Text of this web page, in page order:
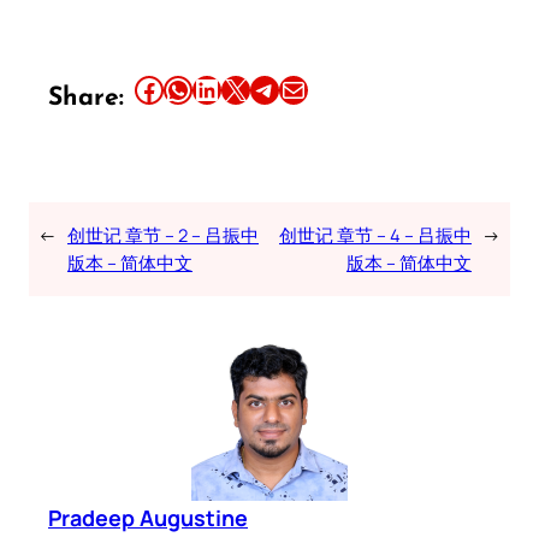
Share: Share this article on Facebook Share this article on WhatsApp Share this article on LinkedIn Share this article on X Share this article on TelegramEmail this Article
← 创世记 章节 – 2 – 吕振中
版本 – 简体中文
创世记 章节 – 4 – 吕振中
版本 – 简体中文
→
Pradeep Augustine